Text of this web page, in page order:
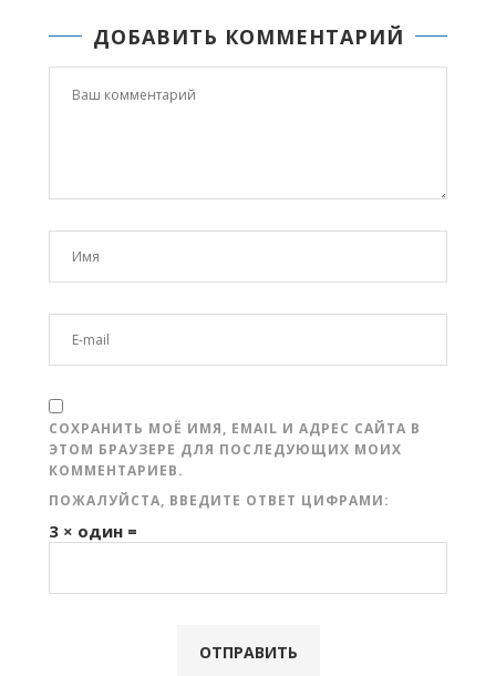
ДОБАВИТЬ КОММЕНТАРИЙ
СОХРАНИТЬ МОЁ ИМЯ, EMAIL И АДРЕС САЙТА В
ЭТОМ БРАУЗЕРЕ ДЛЯ ПОСЛЕДУЮЩИХ МОИХ
КОММЕНТАРИЕВ.
ПОЖАЛУЙСТА, ВВЕДИТЕ ОТВЕТ ЦИФРАМИ:
3 × один =